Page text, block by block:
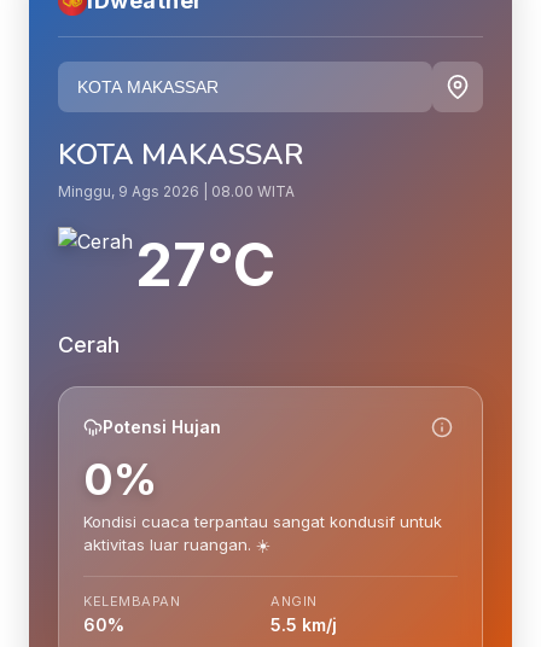
KOTA MAKASSAR
Minggu, 9 Ags 2026 | 08.00 WITA
27°C
Cerah
Potensi Hujan
0%
Kondisi cuaca terpantau sangat kondusif untuk
aktivitas luar ruangan. ☀️
KELEMBAPAN
60%
ANGIN
5.5 km/j